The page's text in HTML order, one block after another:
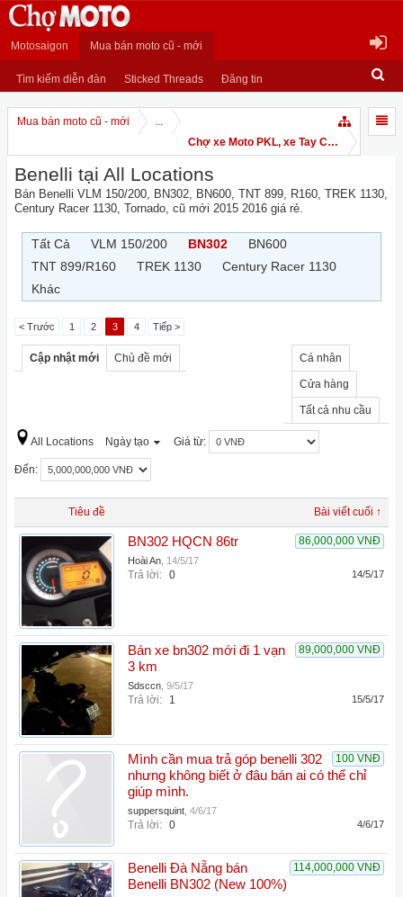
Motosaigon Mua bán moto cũ - mới
Tìm kiếm diễn đàn Sticked Threads Đăng tin
Mua bán moto cũ - mới
...
Chợ xe Moto PKL, xe Tay Côn
Benelli tại All Locations
Bán Benelli VLM 150/200, BN302, BN600, TNT 899, R160, TREK 1130,
Century Racer 1130, Tornado, cũ mới 2015 2016 giá rẻ.
Tất Cả VLM 150/200 BN302
BN600
TNT 899/R160
TREK 1130
Century Racer 1130
Khác
< Trước 1 2 3 4 Tiếp >
Cập nhật mới Chủ đề mới Cá nhân
Cửa hàng
Tất cả nhu cầu
All Locations Ngày tạo Giá từ:
Đến:
Tiêu đề Bài viết cuối ↑
86,000,000 VNĐ
BN302 HQCN 86tr
Hoài An 14/5/17
Trả lời: 0 14/5/17
89,000,000 VNĐ
Bán xe bn302 mới đi 1 vạn
3 km
Sdsccn 9/5/17
Trả lời: 1 15/5/17
100 VNĐ
Mình cần mua trả góp benelli 302
nhưng không biết ở đâu bán ai có thể chỉ
giúp mình.
suppersquint 4/6/17
Trả lời: 0 4/6/17
114,000,000 VNĐ
Benelli Đà Nẵng bán
Benelli BN302 (New 100%)